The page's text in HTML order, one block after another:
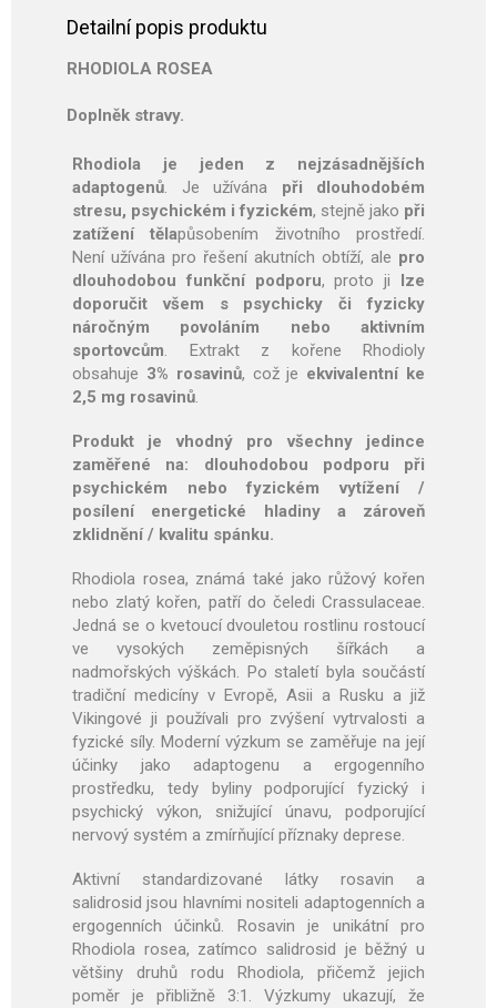
Detailní popis produktu
RHODIOLA ROSEA
Doplněk stravy.
Rhodiola je jeden z nejzásadnějších
adaptogenů. Je užívána při dlouhodobém
stresu, psychickém i fyzickém, stejně jako při
zatížení tělapůsobením životního prostředí.
Není užívána pro řešení akutních obtíží, ale pro
dlouhodobou funkční podporu, proto ji lze
doporučit všem s psychicky či fyzicky
náročným povoláním nebo aktivním
sportovcům. Extrakt z kořene Rhodioly
obsahuje 3% rosavinů, což je ekvivalentní ke
2,5 mg rosavinů.
Produkt je vhodný pro všechny jedince
zaměřené na: dlouhodobou podporu při
psychickém nebo fyzickém vytížení /
posílení energetické hladiny a zároveň
zklidnění / kvalitu spánku.
Rhodiola rosea, známá také jako růžový kořen
nebo zlatý kořen, patří do čeledi Crassulaceae.
Jedná se o kvetoucí dvouletou rostlinu rostoucí
ve vysokých zeměpisných šířkách a
nadmořských výškách. Po staletí byla součástí
tradiční medicíny v Evropě, Asii a Rusku a již
Vikingové ji používali pro zvýšení vytrvalosti a
fyzické síly. Moderní výzkum se zaměřuje na její
účinky jako adaptogenu a ergogenního
prostředku, tedy byliny podporující fyzický i
psychický výkon, snižující únavu, podporující
nervový systém a zmírňující příznaky deprese.
Aktivní standardizované látky rosavin a
salidrosid jsou hlavními nositeli adaptogenních a
ergogenních účinků. Rosavin je unikátní pro
Rhodiola rosea, zatímco salidrosid je běžný u
většiny druhů rodu Rhodiola, přičemž jejich
poměr je přibližně 3:1. Výzkumy ukazují, že